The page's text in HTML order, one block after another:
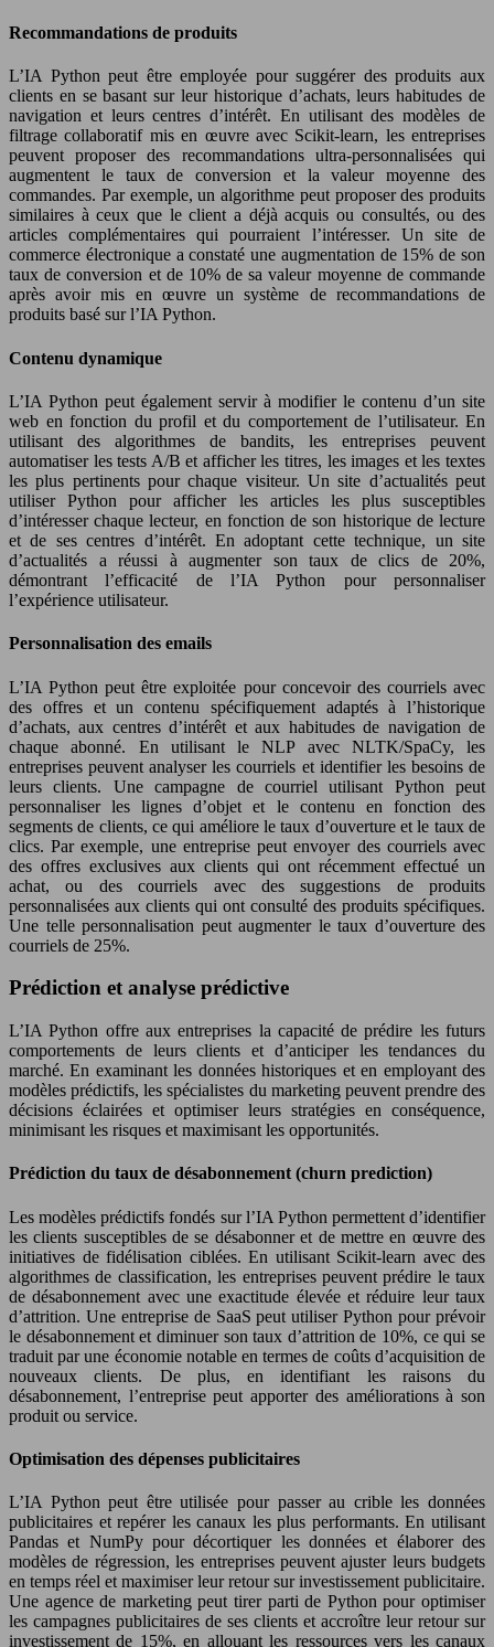
Recommandations de produits
L’IA Python peut être employée pour suggérer des produits aux
clients en se basant sur leur historique d’achats, leurs habitudes de
navigation et leurs centres d’intérêt. En utilisant des modèles de
filtrage collaboratif mis en œuvre avec Scikit-learn, les entreprises
peuvent proposer des recommandations ultra-personnalisées qui
augmentent le taux de conversion et la valeur moyenne des
commandes. Par exemple, un algorithme peut proposer des produits
similaires à ceux que le client a déjà acquis ou consultés, ou des
articles complémentaires qui pourraient l’intéresser. Un site de
commerce électronique a constaté une augmentation de 15% de son
taux de conversion et de 10% de sa valeur moyenne de commande
après avoir mis en œuvre un système de recommandations de
produits basé sur l’IA Python.
Contenu dynamique
L’IA Python peut également servir à modifier le contenu d’un site
web en fonction du profil et du comportement de l’utilisateur. En
utilisant des algorithmes de bandits, les entreprises peuvent
automatiser les tests A/B et afficher les titres, les images et les textes
les plus pertinents pour chaque visiteur. Un site d’actualités peut
utiliser Python pour afficher les articles les plus susceptibles
d’intéresser chaque lecteur, en fonction de son historique de lecture
et de ses centres d’intérêt. En adoptant cette technique, un site
d’actualités a réussi à augmenter son taux de clics de 20%,
démontrant l’efficacité de l’IA Python pour personnaliser
l’expérience utilisateur.
Personnalisation des emails
L’IA Python peut être exploitée pour concevoir des courriels avec
des offres et un contenu spécifiquement adaptés à l’historique
d’achats, aux centres d’intérêt et aux habitudes de navigation de
chaque abonné. En utilisant le NLP avec NLTK/SpaCy, les
entreprises peuvent analyser les courriels et identifier les besoins de
leurs clients. Une campagne de courriel utilisant Python peut
personnaliser les lignes d’objet et le contenu en fonction des
segments de clients, ce qui améliore le taux d’ouverture et le taux de
clics. Par exemple, une entreprise peut envoyer des courriels avec
des offres exclusives aux clients qui ont récemment effectué un
achat, ou des courriels avec des suggestions de produits
personnalisées aux clients qui ont consulté des produits spécifiques.
Une telle personnalisation peut augmenter le taux d’ouverture des
courriels de 25%.
Prédiction et analyse prédictive
L’IA Python offre aux entreprises la capacité de prédire les futurs
comportements de leurs clients et d’anticiper les tendances du
marché. En examinant les données historiques et en employant des
modèles prédictifs, les spécialistes du marketing peuvent prendre des
décisions éclairées et optimiser leurs stratégies en conséquence,
minimisant les risques et maximisant les opportunités.
Prédiction du taux de désabonnement (churn prediction)
Les modèles prédictifs fondés sur l’IA Python permettent d’identifier
les clients susceptibles de se désabonner et de mettre en œuvre des
initiatives de fidélisation ciblées. En utilisant Scikit-learn avec des
algorithmes de classification, les entreprises peuvent prédire le taux
de désabonnement avec une exactitude élevée et réduire leur taux
d’attrition. Une entreprise de SaaS peut utiliser Python pour prévoir
le désabonnement et diminuer son taux d’attrition de 10%, ce qui se
traduit par une économie notable en termes de coûts d’acquisition de
nouveaux clients. De plus, en identifiant les raisons du
désabonnement, l’entreprise peut apporter des améliorations à son
produit ou service.
Optimisation des dépenses publicitaires
L’IA Python peut être utilisée pour passer au crible les données
publicitaires et repérer les canaux les plus performants. En utilisant
Pandas et NumPy pour décortiquer les données et élaborer des
modèles de régression, les entreprises peuvent ajuster leurs budgets
en temps réel et maximiser leur retour sur investissement publicitaire.
Une agence de marketing peut tirer parti de Python pour optimiser
les campagnes publicitaires de ses clients et accroître leur retour sur
investissement de 15%, en allouant les ressources vers les canaux